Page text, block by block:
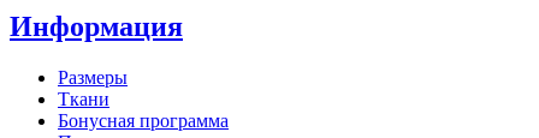
Информация
Размеры
Ткани
Бонусная программа